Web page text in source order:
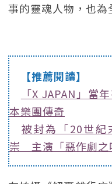
事的靈魂人物，也為
【推薦閱讀】
「X JAPAN」當
本樂團傳奇
被封為「20世紀
崇 主演「惡作劇之